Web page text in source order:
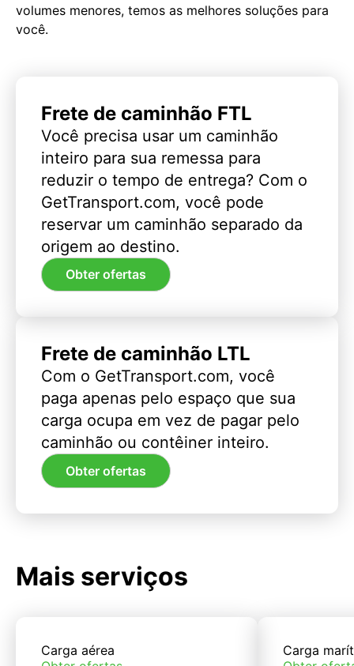
volumes menores, temos as melhores soluções para
você.
Frete de caminhão FTL
Você precisa usar um caminhão
inteiro para sua remessa para
reduzir o tempo de entrega? Com o
GetTransport.com, você pode
reservar um caminhão separado da
origem ao destino.
Obter ofertas
Frete de caminhão LTL
Com o GetTransport.com, você
paga apenas pelo espaço que sua
carga ocupa em vez de pagar pelo
caminhão ou contêiner inteiro.
Obter ofertas
Mais serviços
Carga aérea
Carga